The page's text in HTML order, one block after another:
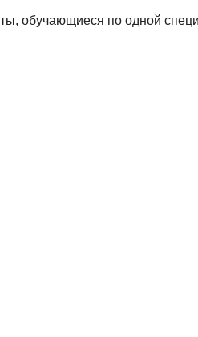
обучающиеся по одной